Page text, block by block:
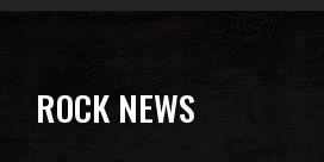
ROCK NEWS